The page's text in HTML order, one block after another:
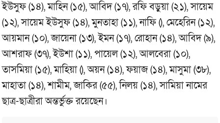
ইউসুফ (১৪), মাহিন (১৫), আবিদ (১৭), রফি বড়ুয়া (২১), সায়েম
(১২), সায়েম ইউসুফ (১৪), মুনতাহা (১১), নাফি (), মেহেরিন (১২),
আয়মান (১০), জায়েনা (১৩), ইমন (১৭), রোহান (১৪), আবিদ (৯),
আশরাফ (৩৭), ইউশা (১১), পায়েল (১২), আলবেরা (১০),
তাসমিয়া (১৫), মাহিয়া (), অয়ন (১৪), ফয়াজ (১৪), মাসুমা (৩৮),
মাহাতা (১৪), শামীম, জাকির (৫৫), নিলয় (১৪), সামিয়া নামের
ছাত্র-ছাত্রীরা অন্তর্ভুক্ত রয়েছেন।